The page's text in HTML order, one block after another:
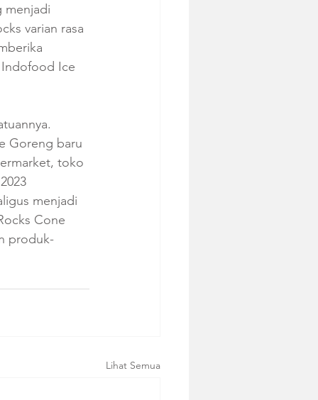
menjadi
varian rasa
Indofood Ice
Goreng baru
toko
menjadi
Cone
produk-
Lihat Semua